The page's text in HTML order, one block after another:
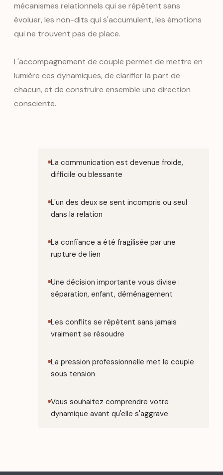
mécanismes relationnels qui se répètent sans
évoluer, les non-dits qui s'accumulent, les émotions
qui ne trouvent pas de place.
L'accompagnement de couple permet de mettre en
lumière ces dynamiques, de clarifier la part de
chacun, et de construire ensemble une direction
consciente.
La communication est devenue froide,
difficile ou blessante
L'un des deux se sent incompris ou seul
dans la relation
La confiance a été fragilisée par une
rupture de lien
Une décision importante vous divise :
séparation, enfant, déménagement
Les conflits se répètent sans jamais
vraiment se résoudre
La pression professionnelle met le couple
sous tension
Vous souhaitez comprendre votre
dynamique avant qu'elle s'aggrave